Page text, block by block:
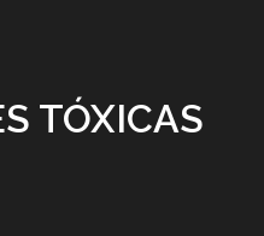
TÓXICAS